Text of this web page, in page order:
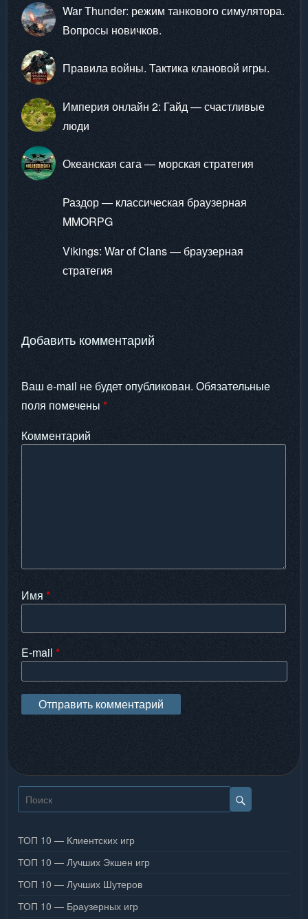
War Thunder: режим танкового симулятора.
Вопросы новичков.
Правила войны. Тактика клановой игры.
Империя онлайн 2: Гайд — счастливые
люди
Океанская сага — морская стратегия
Раздор — классическая браузерная
MMORPG
Vikings: War of Clans — браузерная
стратегия
Добавить комментарий
Ваш e-mail не будет опубликован. Обязательные
поля помечены*
Комментарий
Имя*
E-mail*
ТОП 10 — Клиентских игр
ТОП 10 — Лучших Экшен игр
ТОП 10 — Лучших Шутеров
ТОП 10 — Браузерных игр